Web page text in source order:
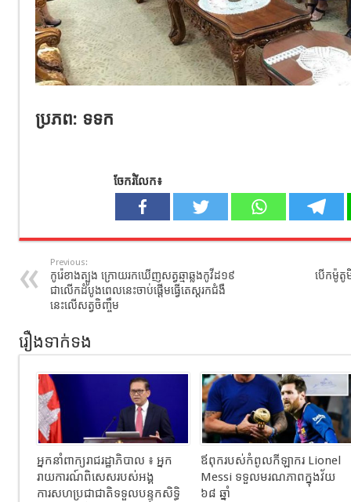
ប្រភព: ទទក
ចែករំលែក៖
Previous:
កូរ៉េខាងត្បូង​ ក្រោយរកឃើញសត្វឆ្មាឆ្លងកូវីដ១៩​
ជាលើកដំបូង​ពេលនេះចាប់ផ្ដើមធ្វើតេស្ដរកជំងឺ
នេះលើសត្វចិញ្ចឹម
បើកម៉ូតូ
រឿងទាក់ទង
អ្នកនាំពាក្យរាជរដ្ឋាភិបាល ៖ អ្នក
រាយការណ៍ពិសេសរបស់អង្គ
ការសហប្រជាជាតិទទួលបន្ទុកសិទ្ធិ
ឪពុករបស់កំពូលកីឡាករ Lionel
Messi ទទួលមរណភាពក្នុងវ័យ
៦៨ ឆ្នាំ